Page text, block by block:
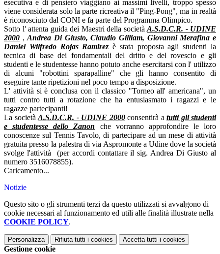
esecutiva e di pensiero viaggiano ai massimi livelli, troppo spesso
viene considerata solo la parte ricreativa il "Ping-Pong", ma in realtà
è riconosciuto dal CONI e fa parte del Programma Olimpico.
Sotto l' attenta guida dei Maestri della società A.S.D.C.R. - UDINE
2000 , Andrea Di Giusto, Claudio Gilliam, Giovanni Merafina e
Daniel Wilfredo Rojas Ramirez è stata proposta agli studenti la
tecnica di base dei fondamentali del dritto e del rovescio e gli
studenti e le studentesse hanno potuto anche esercitarsi con l' utilizzo
di alcuni "robottini sparapalline" che gli hanno consentito di
eseguire tante ripetizioni nel poco tempo a disposizione.
L' attività si è conclusa con il classico "Torneo all' americana", un
tutti contro tutti a rotazione che ha entusiasmato i ragazzi e le
ragazze partecipanti!
La società A.S.D.C.R. - UDINE 2000consentirà a tutti gli studenti
e studentesse dello Zanon che vorranno approfondire le loro
conoscenze sul Tennis Tavolo, di partecipare ad un mese di attività
gratuita presso la palestra di via Aspromonte a Udine dove la società
svolge l'attività (per accordi contattare il sig. Andrea Di Giusto al
numero 3516078855).
Caricamento...
Notizie
Questo sito o gli strumenti terzi da questo utilizzati si avvalgono di
cookie necessari al funzionamento ed utili alle finalità illustrate nella
COOKIE POLICY.
Personalizza Rifiuta tutti i cookies Accetta tutti i cookies
Gestione cookie